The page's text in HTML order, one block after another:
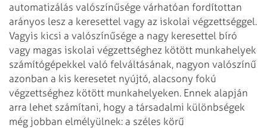
automatizálás valószínűsége várhatóan fordítottan
arányos lesz a keresettel vagy az iskolai végzettséggel.
Vagyis kicsi a valószínűsége a nagy keresettel bíró
vagy magas iskolai végzettséghez kötött munkahelyek
számítógépekkel való felváltásának, nagyon valószínű
azonban a kis keresetet nyújtó, alacsony fokú
végzettséghez kötött munkahelyeken. Ennek alapján
arra lehet számítani, hogy a társadalmi különbségek
még jobban elmélyülnek: a széles körű